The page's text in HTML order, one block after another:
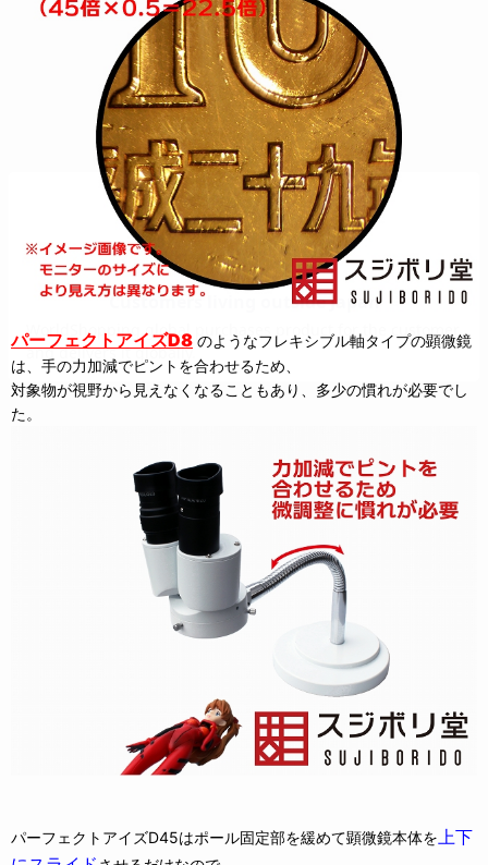
パーフェクトアイズD8 のようなフレキシブル軸タイプの顕微鏡
は、手の力加減でピントを合わせるため、
対象物が視野から見えなくなることもあり、多少の慣れが必要でし
た。
パーフェクトアイズD45はポール固定部を緩めて顕微鏡本体を 上下